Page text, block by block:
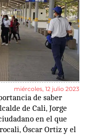
miércoles, 12 julio 2023
de saber
de Cali, Jorge
en el que
Óscar Ortiz y el